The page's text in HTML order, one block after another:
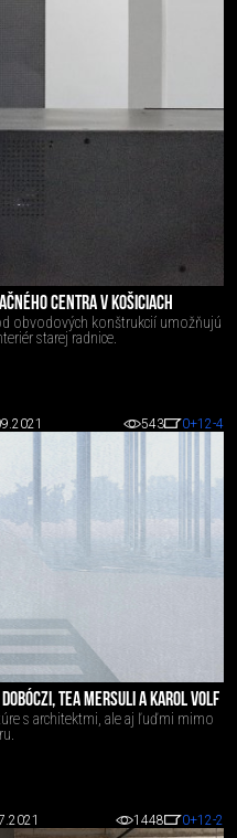
CENTRA V KOŠICIACH
obvodových konštrukcií umožňujú
starej radnice.
543 0+12-4
TEA MERSULI A KAROL VOLF
s architektmi, ale aj ľuďmi mimo
1448 0+12-2